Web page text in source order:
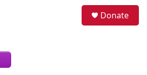
Donate